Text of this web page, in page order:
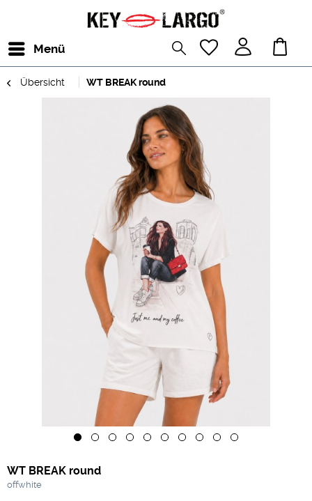
Menü
Übersicht WT BREAK round
WT BREAK round
offwhite